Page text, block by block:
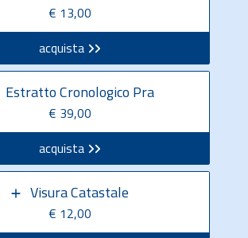
€ 13,00
acquista
Estratto Cronologico Pra
€ 39,00
acquista
Visura Catastale
€ 12,00